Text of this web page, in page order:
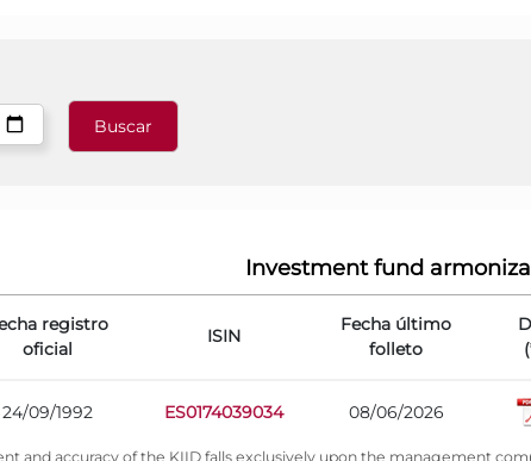
Investment fund
registro
oficial
ISIN
Fecha último
folleto
24/09/1992 ES0174039034 08/06/2026
and accuracy of the KIID falls exclusively upon the management